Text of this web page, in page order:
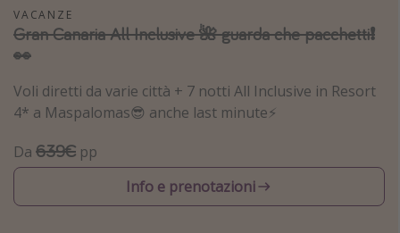
Malta
Canarie
Tipo di vacanza
Vacanze last minute
Vacanze all inclusive
Vacanze estate 2026
VACANZE
Gran Canaria All Inclusive 🌺 guarda che pacchetti❗️
👀
Voli diretti da varie città + 7 notti All Inclusive in Resort
4* a Maspalomas😎 anche last minute⚡️
Da 639€ pp
Info e prenotazioni